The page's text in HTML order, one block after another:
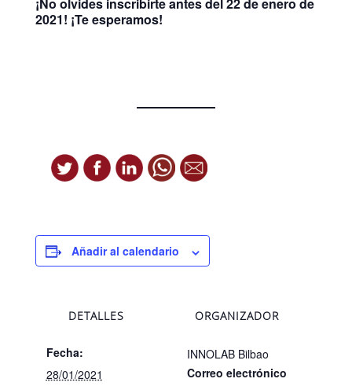
2021! ¡Te esperamos!
Añadir al calendario
DETALLES
Fecha:
28/01/2021
ORGANIZADOR
INNOLAB Bilbao
Correo electrónico